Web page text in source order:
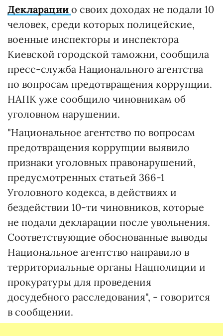
Декларации о своих доходах не подали 10
человек, среди которых полицейские,
военные инспекторы и инспектора
Киевской городской таможни, сообщила
пресс-служба Национального агентства
по вопросам предотвращения коррупции.
НАПК уже сообщило чиновникам об
уголовном нарушении.
"Национальное агентство по вопросам
предотвращения коррупции выявило
признаки уголовных правонарушений,
предусмотренных статьей 366-1
Уголовного кодекса, в действиях и
бездействии 10-ти чиновников, которые
не подали декларации после увольнения.
Соответствующие обоснованные выводы
Национальное агентство направило в
территориальные органы Нацполиции и
прокуратуры для проведения
досудебного расследования", - говорится
в сообщении.